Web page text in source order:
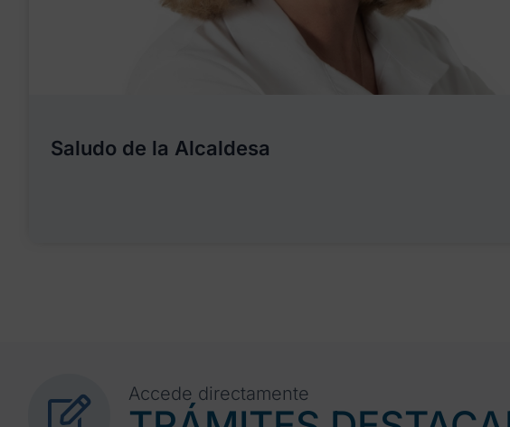
Saludo de la Alcaldesa
Accede directamente